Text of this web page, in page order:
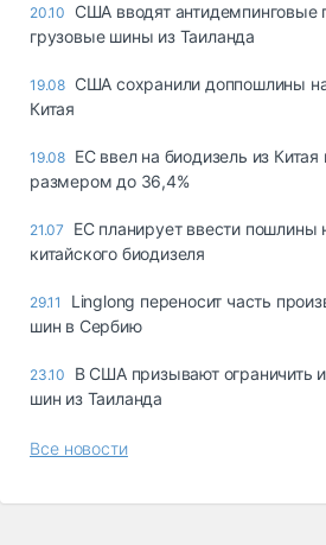
Спецтехника
запчасти, шины
20.10
США вводят антидемпинговые
грузовые шины из Таиланда
19.08 США сохранили доппошлины
Китая
19.08 ЕС ввел на биодизель из
размером до 36,4%
21.07
ЕС планирует ввести пошлины
китайского биодизеля
29.11
Linglong переносит часть
шин в Сербию
23.10
В США призывают ограничить
шин из Таиланда
Все новости